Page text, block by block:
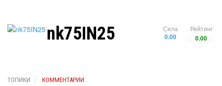
Рейтинг
0.00
Сила
0.00
nk75IN25
ТОПИКИ КОММЕНТАРИИ